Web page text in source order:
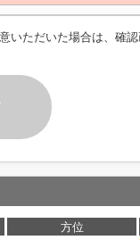
いただいた場合は、確
方位